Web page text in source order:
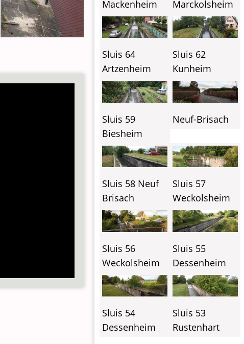
Mackenheim
Marckolsheim
Sluis 64
Artzenheim
Sluis 62
Kunheim
Sluis 59
Biesheim
Neuf-Brisach
Sluis 58 Neuf
Brisach
Sluis 57
Weckolsheim
Sluis 56
Weckolsheim
Sluis 55
Dessenheim
Sluis 54
Dessenheim
Sluis 53
Rustenhart